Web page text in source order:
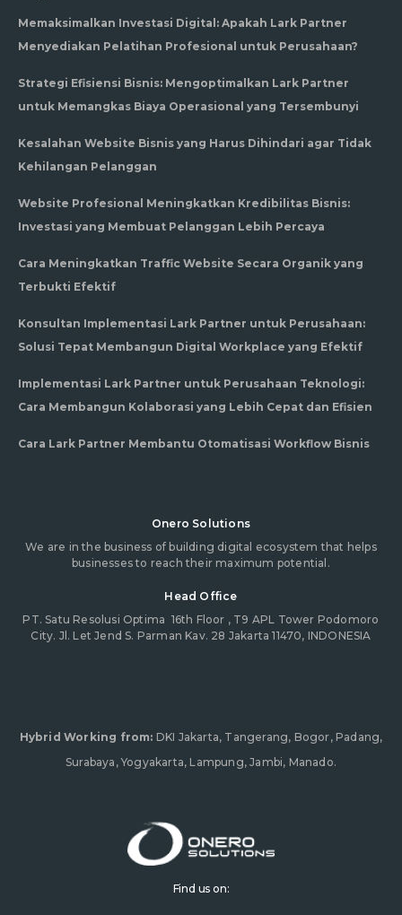
Memaksimalkan Investasi Digital: Apakah Lark Partner
Menyediakan Pelatihan Profesional untuk Perusahaan?
Strategi Efisiensi Bisnis: Mengoptimalkan Lark Partner
untuk Memangkas Biaya Operasional yang Tersembunyi
Kesalahan Website Bisnis yang Harus Dihindari agar Tidak
Kehilangan Pelanggan
Website Profesional Meningkatkan Kredibilitas Bisnis:
Investasi yang Membuat Pelanggan Lebih Percaya
Cara Meningkatkan Traffic Website Secara Organik yang
Terbukti Efektif
Konsultan Implementasi Lark Partner untuk Perusahaan:
Solusi Tepat Membangun Digital Workplace yang Efektif
Implementasi Lark Partner untuk Perusahaan Teknologi:
Cara Membangun Kolaborasi yang Lebih Cepat dan Efisien
Cara Lark Partner Membantu Otomatisasi Workflow Bisnis
Onero Solutions
We are in the business of building digital ecosystem that helps
businesses to reach their maximum potential.
Head Office
PT. Satu Resolusi Optima 16th Floor , T9 APL Tower Podomoro
City. Jl. Let Jend S. Parman Kav. 28 Jakarta 11470, INDONESIA
Hybrid Working from: DKI Jakarta, Tangerang, Bogor, Padang,
Surabaya, Yogyakarta, Lampung, Jambi, Manado.
Find us on: